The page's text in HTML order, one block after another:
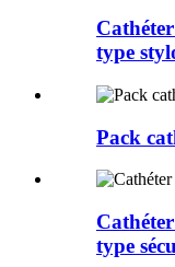
type
Pack
type